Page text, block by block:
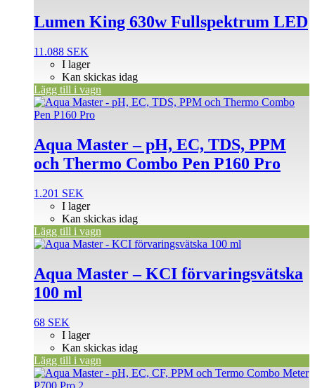
Lumen King 630w Fullspektrum LED
11.088 SEK
I lager
Kan skickas idag
Lägg till i vagn
Aqua Master – pH, EC, TDS, PPM
och Thermo Combo Pen P160 Pro
1.201 SEK
I lager
Kan skickas idag
Lägg till i vagn
Aqua Master – KCI förvaringsvätska
100 ml
68 SEK
I lager
Kan skickas idag
Lägg till i vagn